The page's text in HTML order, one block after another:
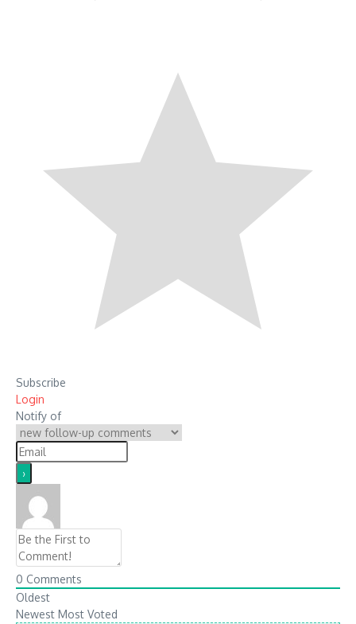
Subscribe
Login
Notify of
0 Comments
Oldest
Newest Most Voted